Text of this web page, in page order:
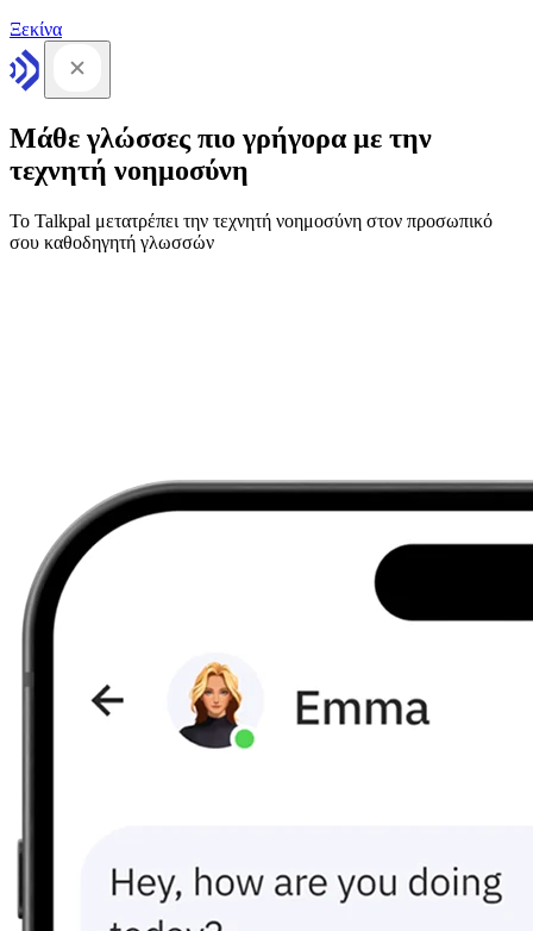
Ξεκίνα
Μάθε γλώσσες πιο γρήγορα με την
τεχνητή νοημοσύνη
Το Talkpal μετατρέπει την τεχνητή νοημοσύνη στον προσωπικό
σου καθοδηγητή γλωσσών